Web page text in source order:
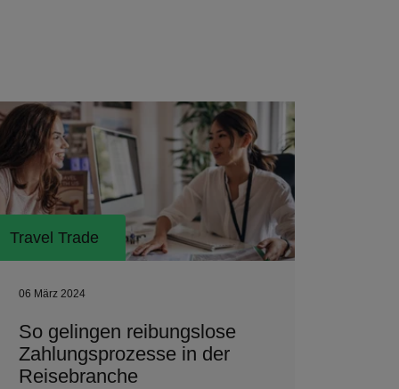
Travel Trade
06 März 2024
So gelingen reibungslose
Zahlungsprozesse in der
Reisebranche